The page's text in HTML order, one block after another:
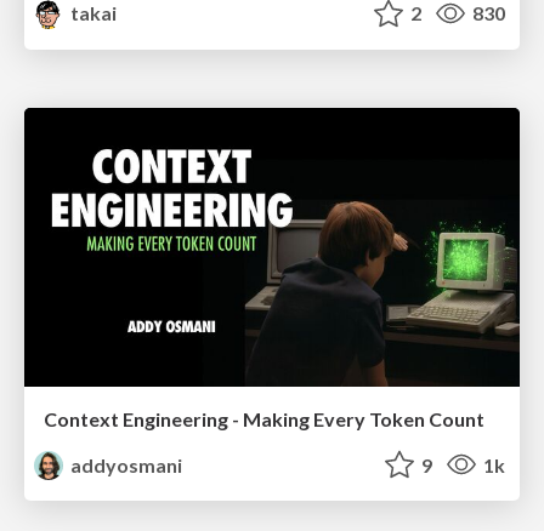
takai
2 830
Context Engineering - Making Every Token Count
addyosmani
9 1k